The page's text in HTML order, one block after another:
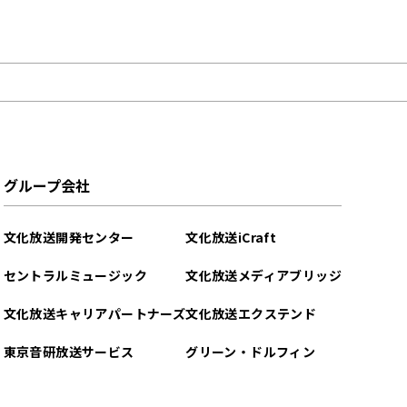
グループ会社
文化放送開発センター
セントラルミュージック
文化放送キャリアパートナーズ
東京音研放送サービス
文化放送iCraft
文化放送メディアブリッジ
文化放送エクステンド
グリーン・ドルフィン